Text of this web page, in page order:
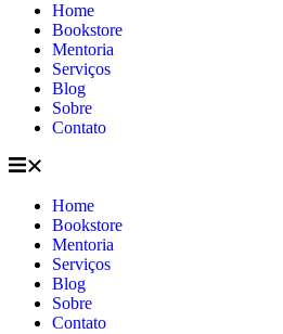
Home
Bookstore
Mentoria
Serviços
Blog
Sobre
Contato
Home
Bookstore
Mentoria
Serviços
Blog
Sobre
Contato